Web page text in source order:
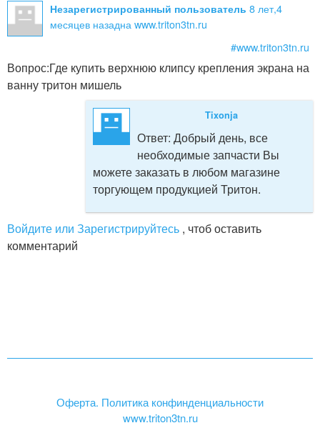
Незарегистрированный пользователь 8 лет,4
месяцев назадна www.triton3tn.ru
#www.triton3tn.ru
Вопрос:Где купить верхнюю клипсу крепления экрана на
ванну тритон мишель
Tixonja
Ответ: Добрый день, все
необходимые запчасти Вы
можете заказать в любом магазине
торгующем продукцией Тритон.
Войдите или Зарегистрируйтесь , чтоб оставить
комментарий
Оферта. Политика конфинденциальности
www.triton3tn.ru